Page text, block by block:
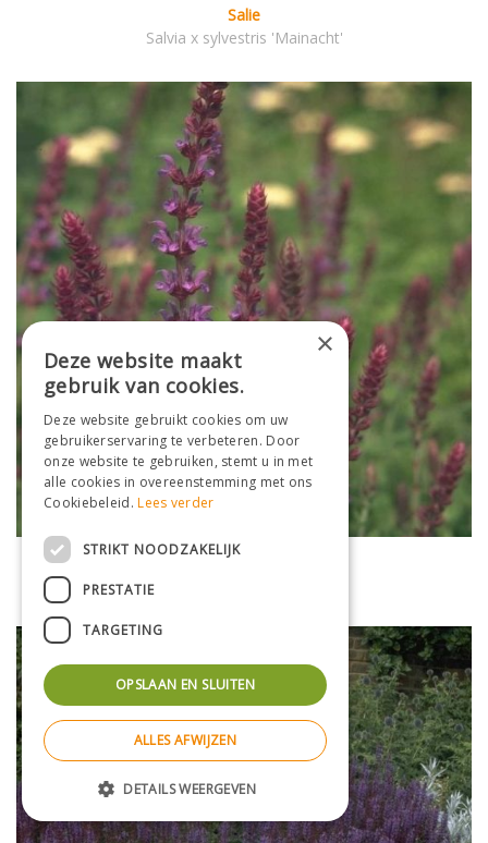
Salie
Salvia x sylvestris 'Mainacht'
Salie
Salvia nemorosa 'Lubecca'
×
Deze website maakt
gebruik van cookies.
Deze website gebruikt cookies om uw
gebruikerservaring te verbeteren. Door
onze website te gebruiken, stemt u in met
alle cookies in overeenstemming met ons
Cookiebeleid.Lees verder
STRIKT NOODZAKELIJK
PRESTATIE
TARGETING
OPSLAAN EN SLUITEN
ALLES AFWIJZEN
DETAILS WEERGEVEN